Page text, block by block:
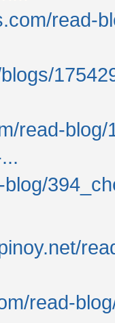
read-
read-
read-